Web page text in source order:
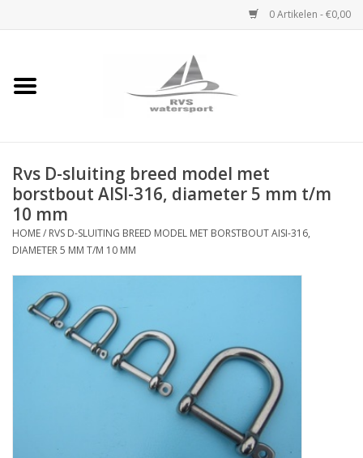
0 Artikelen - €0,00
Home
Rvs Dekbeslag
Rvs Accessoires
Handlier
Rvs D-sluiting breed model met
borstbout AISI-316, diameter 5 mm t/m
10 mm
HOME/ RVS D-SLUITING BREED MODEL MET BORSTBOUT AISI-316,
DIAMETER 5 MM T/M 10 MM